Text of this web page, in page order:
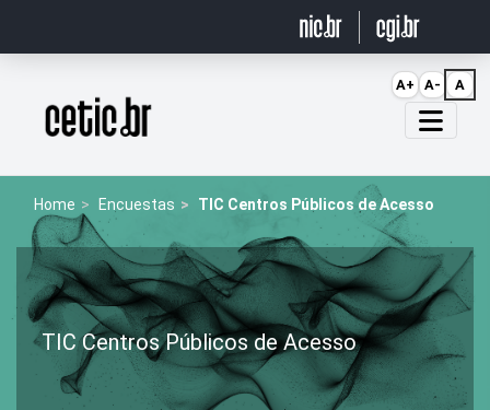
Página inicial
Home Encuestas TIC Centros Públicos de Acesso
TIC Centros Públicos de Acesso
A+ A- A